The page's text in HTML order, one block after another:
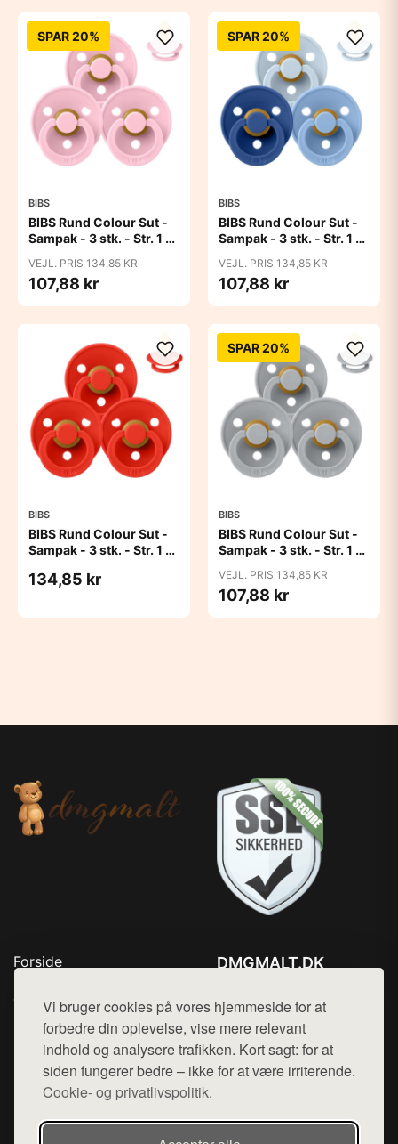
Vi bruger cookies på vores hjemmeside for at
forbedre din oplevelse, vise mere relevant
indhold og analysere trafikken. Kort sagt: for at
siden fungerer bedre – ikke for at være irriterende.
Cookie- og privatlivspolitik.
SPAR 20%
BIBS
BIBS Rund Colour Sut -
Sampak - 3 stk. - Str. 1 -
VEJL. PRIS 134,85 KR
107,88 kr
SPAR 20%
BIBS
BIBS Rund Colour Sut -
Sampak - 3 stk. - Str. 1 -
VEJL. PRIS 134,85 KR
107,88 kr
BIBS
BIBS Rund Colour Sut -
Sampak - 3 stk. - Str. 1 -
134,85 kr
SPAR 20%
BIBS
BIBS Rund Colour Sut -
Sampak - 3 stk. - Str. 1 -
VEJL. PRIS 134,85 KR
107,88 kr
Forside
Top Rabatter
Blog
Kontakt
DMGMALT.DK
Mail: hej@want.dk
Cookie- og privatlivspolitik